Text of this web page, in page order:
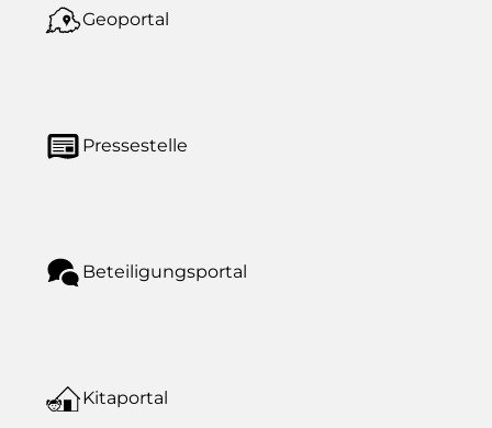
Geoportal
Pressestelle
Beteiligungsportal
Kitaportal